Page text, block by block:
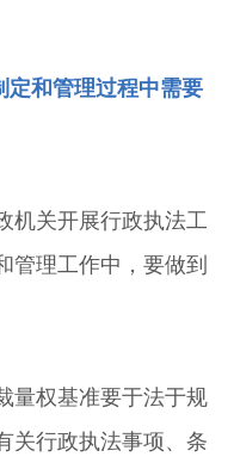
定和管理过程中需要
机关开展行政执法工
管理工作中，要做到
量权基准要于法于规
关行政执法事项、条